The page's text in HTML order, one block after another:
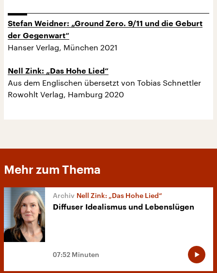
Stefan Weidner: „Ground Zero. 9/11 und die Geburt
der Gegenwart“
Hanser Verlag, München 2021
Nell Zink: „Das Hohe Lied“
Aus dem Englischen übersetzt von Tobias Schnettler
Rowohlt Verlag, Hamburg 2020
Mehr zum Thema
Nell Zink: „Das Hohe Lied“
Diffuser Idealismus und Lebenslügen
07:52 Minuten